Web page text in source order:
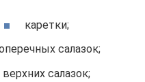
каретки;
салазок;
верхних салазок;